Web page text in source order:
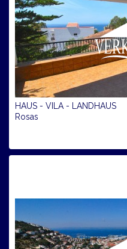
HAUS - VILA - LANDHAUS
Rosas